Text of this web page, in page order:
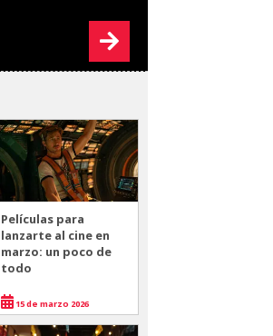
Películas para
lanzarte al cine en
marzo: un poco de
todo
15 de marzo 2026